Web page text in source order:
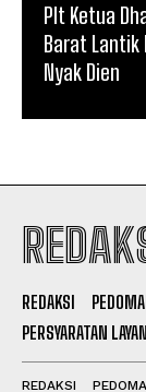
Plt Ketua
Barat Lantik
Nyak Dien
REDAKSI
PERSYARATAN
REDAKSI